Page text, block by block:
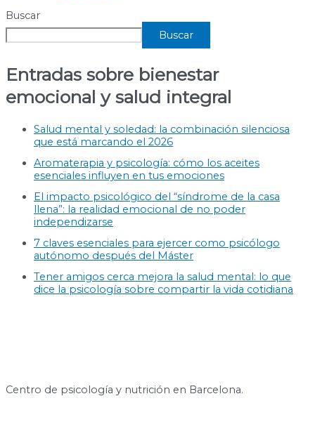
Buscar
Buscar
Entradas sobre bienestar
emocional y salud integral
Salud mental y soledad: la combinación silenciosa
que está marcando el 2026
Aromaterapia y psicología: cómo los aceites
esenciales influyen en tus emociones
El impacto psicológico del “síndrome de la casa
llena”: la realidad emocional de no poder
independizarse
7 claves esenciales para ejercer como psicólogo
autónomo después del Máster
Tener amigos cerca mejora la salud mental: lo que
dice la psicología sobre compartir la vida cotidiana
Centro de psicología y nutrición en Barcelona.